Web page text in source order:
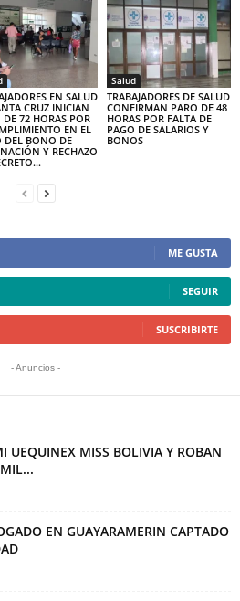
EN SALUD
CRUZ INICIAN
DE 72 HORAS POR
EN EL
DEL BONO DE
Y RECHAZO
Salud
TRABAJADORES DE SALUD
CONFIRMAN PARO DE 48
HORAS POR FALTA DE
PAGO DE SALARIOS Y
BONOS
ME GUSTA
SEGUIR
SUSCRIBIRTE
- Anuncios -
UEQUINEX MISS BOLIVIA Y ROBAN
EN GUAYARAMERIN CAPTADO